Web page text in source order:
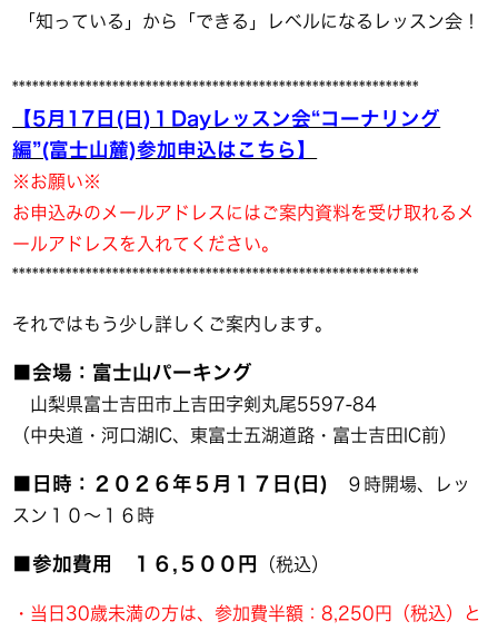
「知っている」から「できる」レベルになるレッスン会！
*************************************************************
【5月17日(日)１Dayレッスン会“コーナリング
編”(富士山麓)参加申込はこちら】
※お願い※
お申込みのメールアドレスにはご案内資料を受け取れるメ
ールアドレスを入れてください。
*************************************************************
それではもう少し詳しくご案内します。
■会場：富士山パーキング
山梨県富士吉田市上吉田字剣丸尾5597-84
（中央道・河口湖IC、東富士五湖道路・富士吉田IC前）
■日時：２０２６年５月１７日(日) ９時開場、レッ
スン１０～１６時
■参加費用 １６,５００円 （税込）
・当日30歳未満の方は、参加費半額：8,250円（税込）と